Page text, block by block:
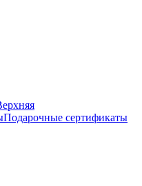
Подарочные сертификаты